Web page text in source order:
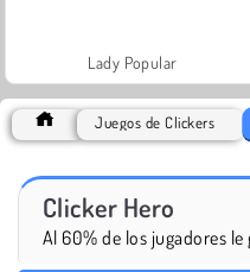
Lady Popular
Juegos de Clickers
Clicker Hero
Al 60% de los jugadores le